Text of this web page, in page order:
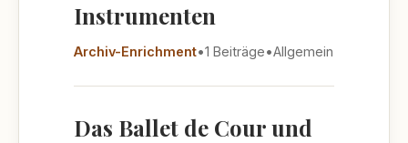
Instrumenten
Archiv-Enrichment•1 Beiträge•Allgemein
Das Ballet de Cour und